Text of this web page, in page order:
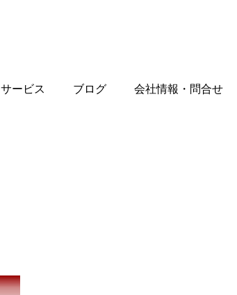
サービス ブログ 会社情報・問合せ